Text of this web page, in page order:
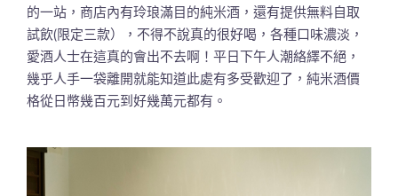
的一站，商店內有玲琅滿目的純米酒，還有提供無料自取
試飲(限定三款），不得不說真的很好喝，各種口味濃淡，
愛酒人士在這真的會出不去啊！平日下午人潮絡繹不絕，
幾乎人手一袋離開就能知道此處有多受歡迎了，純米酒價
格從日幣幾百元到好幾萬元都有。